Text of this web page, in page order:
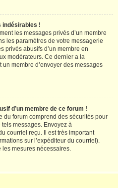
indésirables !
les messages privés d’un membre
les paramètres de votre messagerie
privés abusifs d’un membre en
modérateurs. Ce dernier a la
membre d’envoyer des messages
d’un membre de ce forum !
du forum comprend des sécurités pour
messages. Envoyez à
courriel reçu. Il est très important
sur l’expéditeur du courriel).
les mesures nécessaires.